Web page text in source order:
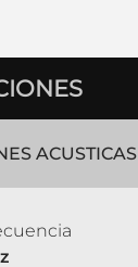
ACUSTICAS